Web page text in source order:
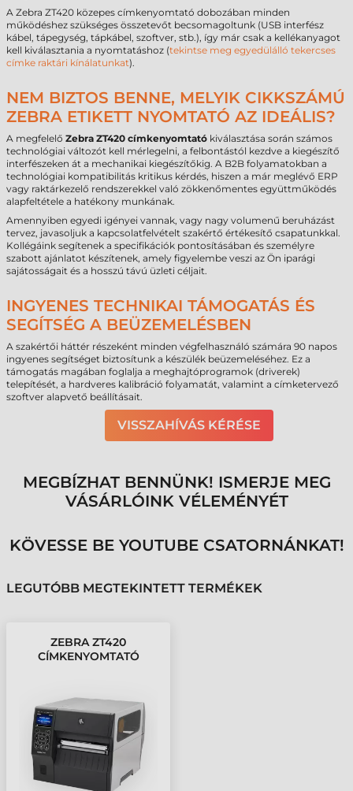
A Zebra ZT420 közepes címkenyomtató dobozában minden
működéshez szükséges összetevőt becsomagoltunk (USB interfész
kábel, tápegység, tápkábel, szoftver, stb.), így már csak a kellékanyagot
kell kiválasztania a nyomtatáshoz (tekintse meg egyedülálló tekercses
címke raktári kínálatunkat).
NEM BIZTOS BENNE, MELYIK CIKKSZÁMÚ
ZEBRA ETIKETT NYOMTATÓ AZ IDEÁLIS?
A megfelelő Zebra ZT420 címkenyomtató kiválasztása során számos
technológiai változót kell mérlegelni, a felbontástól kezdve a kiegészítő
interfészeken át a mechanikai kiegészítőkig. A B2B folyamatokban a
technológiai kompatibilitás kritikus kérdés, hiszen a már meglévő ERP
vagy raktárkezelő rendszerekkel való zökkenőmentes együttműködés
alapfeltétele a hatékony munkának.
Amennyiben egyedi igényei vannak, vagy nagy volumenű beruházást
tervez, javasoljuk a kapcsolatfelvételt szakértő értékesítő csapatunkkal.
Kollégáink segítenek a specifikációk pontosításában és személyre
szabott ajánlatot készítenek, amely figyelembe veszi az Ön iparági
sajátosságait és a hosszú távú üzleti céljait.
INGYENES TECHNIKAI TÁMOGATÁS ÉS
SEGÍTSÉG A BEÜZEMELÉSBEN
A szakértői háttér részeként minden végfelhasználó számára 90 napos
ingyenes segítséget biztosítunk a készülék beüzemeléséhez. Ez a
támogatás magában foglalja a meghajtóprogramok (driverek)
telepítését, a hardveres kalibráció folyamatát, valamint a címketervező
szoftver alapvető beállításait.
VISSZAHÍVÁS KÉRÉSE
MEGBÍZHAT BENNÜNK! ISMERJE MEG
VÁSÁRLÓINK VÉLEMÉNYÉT
KÖVESSE BE YOUTUBE CSATORNÁNKAT!
LEGUTÓBB MEGTEKINTETT TERMÉKEK
ZEBRA ZT420
CÍMKENYOMTATÓ